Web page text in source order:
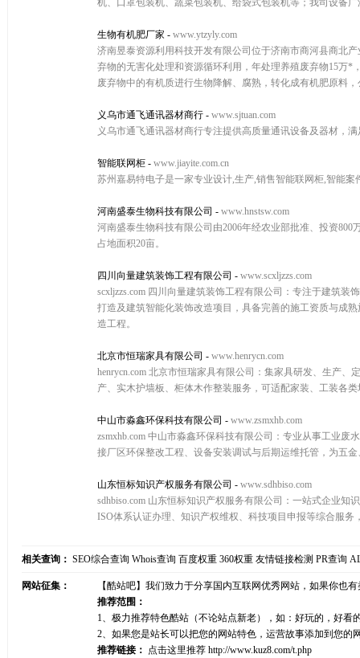
机、口罩包装机、蔬菜包装机、给袋式包装机等；我司设备
生物有机肥厂家 - www.ytzyly.com
济南昱泰资源利用科技开发有限公司位于济南市商河县商北
弃物的无害化处理和资源循环利用，年处理养殖废弃物15万
废弃物中的有机质进行生物降解、腐熟，转化成有机肥原料
义乌市通飞通讯器材商行 - www.sjtuan.com
义乌市通飞通讯器材商行专注提供高质量通讯设备及器材，
智能联网柜 - www.jiayite.com.cn
苏州嘉易特电子是一家专业设计,生产,销售智能联网柜,智能
河南盛泰生物科技有限公司 - www.hnstsw.com
河南盛泰生物科技有限公司由2006年经农业部批准、投资
占地面积20亩。
四川向量建筑装饰工程有限公司 - www.scxljzzs.com
scxljzzs.com 四川向量建筑装饰工程有限公司：专注于建筑
打造及建筑智能化装饰改造项目，具备完善的施工资质与成
造工程。
北京市恒瑞家具有限公司 - www.henrycn.com
henrycn.com 北京市恒瑞家具有限公司：集家具研发、生产
产、实木护墙板、柜体木作整装服务，可适配家装、工装各
中山市淼鑫环保科技有限公司 - www.zsmxhb.com
zsmxhb.com 中山市淼鑫环保科技有限公司：专业从事工业
接厂区环保整改工程、设备安装调试与后期运维托管，为五
山东恒标知识产权服务有限公司 - www.sdhbiso.com
sdhbiso.com 山东恒标知识产权服务有限公司：一站式企业
ISO体系认证办理、知识产权维权、科技项目申报等综合服
相关查询： SEO综合查询 Whois查询 百度权重 360权重 友情链接检测 PR查询
网站征集：
【酷站吧】我们致力于分享国内互联网优秀网站，如果你也
推荐范围：
1、极力推荐特色酷站（不论站点新老），如：好玩的，好
2、如果您是站长可以把您的网站特色，运营故事添加到您
推荐链接： 点击这里推荐 http://www.kuz8.com/t.php